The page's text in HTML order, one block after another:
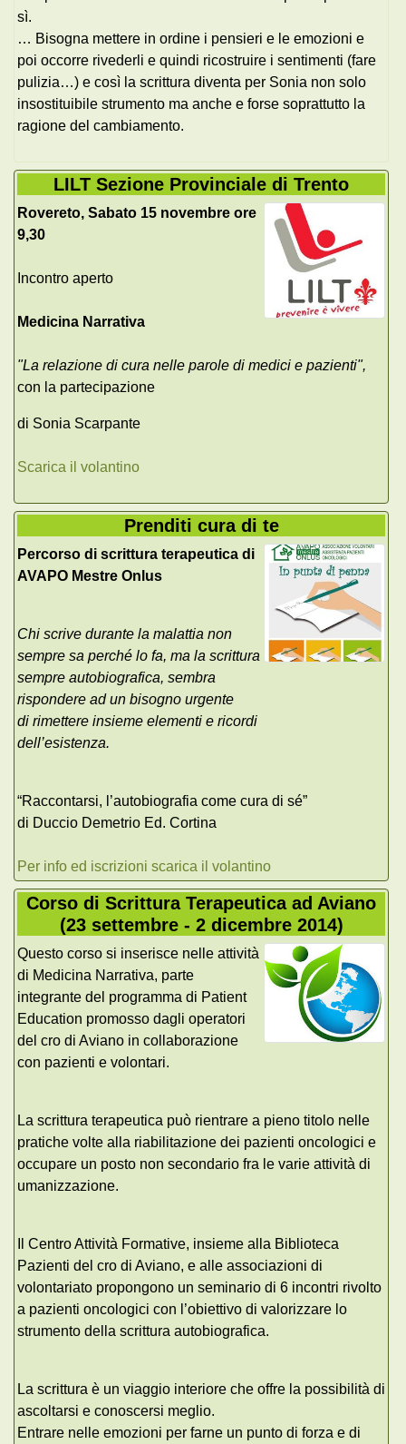
sì.
… Bisogna mettere in ordine i pensieri e le emozioni e
poi occorre rivederli e quindi ricostruire i sentimenti (fare
pulizia…) e così la scrittura diventa per Sonia non solo
insostituibile strumento ma anche e forse soprattutto la
ragione del cambiamento.
LILT Sezione Provinciale di Trento
Rovereto, Sabato 15 novembre ore
9,30
Incontro aperto
Medicina Narrativa
"La relazione di cura nelle parole di medici e pazienti",
con la partecipazione
di Sonia Scarpante
Scarica il volantino
Prenditi cura di te
Percorso di scrittura terapeutica di
AVAPO Mestre Onlus
Chi scrive durante la malattia non
sempre sa perché lo fa, ma la scrittura
sempre autobiografica, sembra
rispondere ad un bisogno urgente
di rimettere insieme elementi e ricordi
dell’esistenza.
“Raccontarsi, l’autobiografia come cura di sé”
di Duccio Demetrio Ed. Cortina
Per info ed iscrizioni scarica il volantino
Corso di Scrittura Terapeutica ad Aviano
(23 settembre - 2 dicembre 2014)
Questo corso si inserisce nelle attività
di Medicina Narrativa, parte
integrante del programma di Patient
Education promosso dagli operatori
del cro di Aviano in collaborazione
con pazienti e volontari.
La scrittura terapeutica può rientrare a pieno titolo nelle
pratiche volte alla riabilitazione dei pazienti oncologici e
occupare un posto non secondario fra le varie attività di
umanizzazione.
Il Centro Attività Formative, insieme alla Biblioteca
Pazienti del cro di Aviano, e alle associazioni di
volontariato propongono un seminario di 6 incontri rivolto
a pazienti oncologici con l’obiettivo di valorizzare lo
strumento della scrittura autobiografica.
La scrittura è un viaggio interiore che offre la possibilità di
ascoltarsi e conoscersi meglio.
Entrare nelle emozioni per farne un punto di forza e di